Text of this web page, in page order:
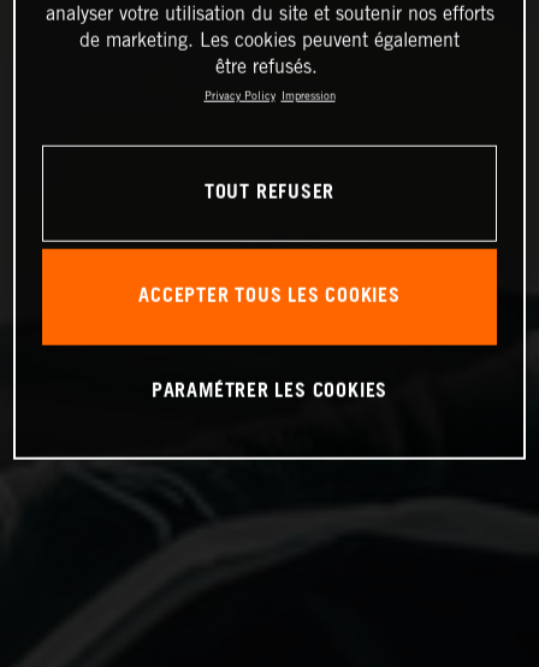
analyser votre utilisation du site et soutenir nos efforts
de marketing. Les cookies peuvent également
être refusés.
Privacy Policy Impression
TOUT REFUSER
ACCEPTER TOUS LES COOKIES
PARAMÉTRER LES COOKIES